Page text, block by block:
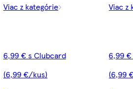
Viac z kategórie
6,99 € s Clubcard
(6,99 €/kus)
Viac z
6,99
(6,99